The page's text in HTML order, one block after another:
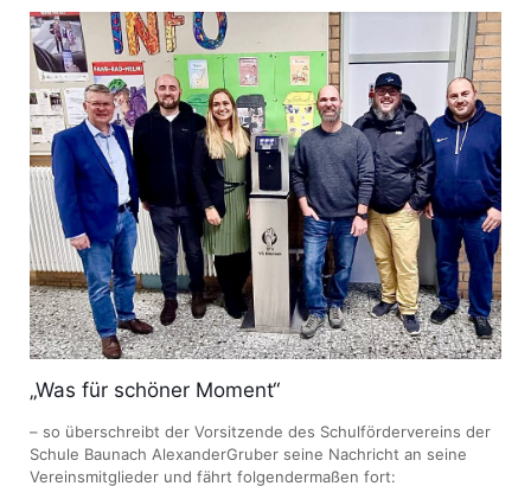
„Was für schöner Moment“
– so überschreibt der Vorsitzende des Schulfördervereins der
Schule Baunach AlexanderGruber seine Nachricht an seine
Vereinsmitglieder und fährt folgendermaßen fort: